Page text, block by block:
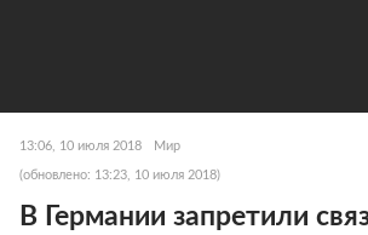
13:06, 10 июля 2018 Мир
(обновлено: 13:23, 10 июля 2018)
В Германии запретили